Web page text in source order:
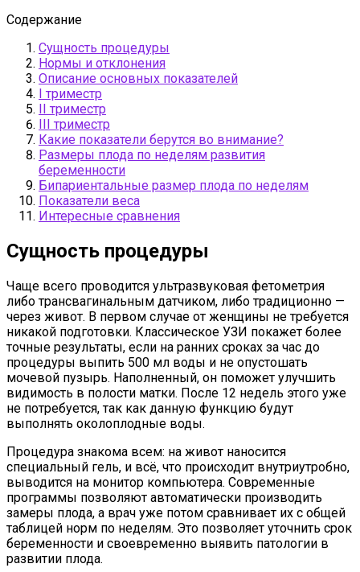
Содержание
Сущность процедуры
Нормы и отклонения
Описание основных показателей
I триместр
II триместр
III триместр
Какие показатели берутся во внимание?
Размеры плода по неделям развития
беременности
Бипариентальные размер плода по неделям
Показатели веса
Интересные сравнения
Сущность процедуры
Чаще всего проводится ультразвуковая фетометрия
либо трансвагинальным датчиком, либо традиционно —
через живот. В первом случае от женщины не требуется
никакой подготовки. Классическое УЗИ покажет более
точные результаты, если на ранних сроках за час до
процедуры выпить 500 мл воды и не опустошать
мочевой пузырь. Наполненный, он поможет улучшить
видимость в полости матки. После 12 недель этого уже
не потребуется, так как данную функцию будут
выполнять околоплодные воды.
Процедура знакома всем: на живот наносится
специальный гель, и всё, что происходит внутриутробно,
выводится на монитор компьютера. Современные
программы позволяют автоматически производить
замеры плода, а врач уже потом сравнивает их с общей
таблицей норм по неделям. Это позволяет уточнить срок
беременности и своевременно выявить патологии в
развитии плода.